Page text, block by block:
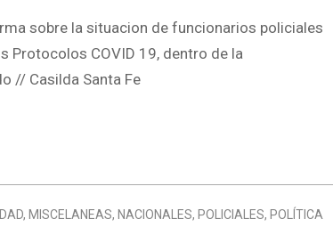
sobre la situacion de funcionarios policiales
Protocolos COVID 19, dentro de la
// Casilda Santa Fe
, MISCELANEAS, NACIONALES, POLICIALES, POLÍTICA